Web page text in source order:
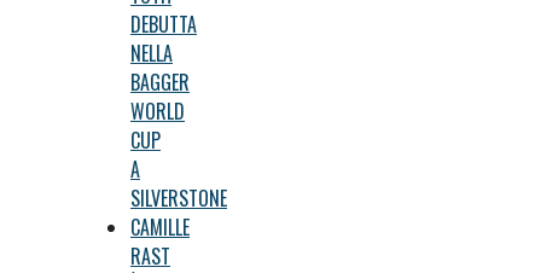
DEBUTTA
NELLA
BAGGER
WORLD
CUP
A
SILVERSTONE
CAMILLE
RAST